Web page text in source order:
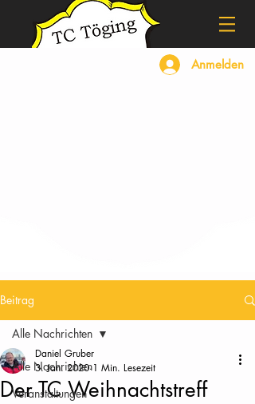
Anmelden
Beitrag
Alle Nachrichten
Veranstaltungen
Alle Nachrichten
Der TC Weihnachtstreff
Daniel Gruber
3. Jan. 2020 1 Min. Lesezeit